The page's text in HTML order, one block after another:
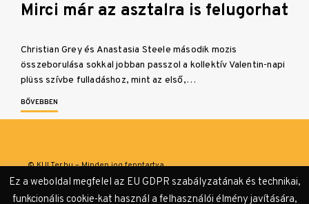
Mirci már az asztalra is felugorhat
Christian Grey és Anastasia Steele második mozis
összeborulása sokkal jobban passzol a kollektív Valentin-napi
plüss szívbe fulladáshoz, mint az első,…
BŐVEBBEN
© KULTer.hu – Minden jog fenntartva
Ez a weboldal megfelel az EU GDPR szabályzatának és technikai,
funkcionális cookie-kat használ a felhasználói élmény javítására,